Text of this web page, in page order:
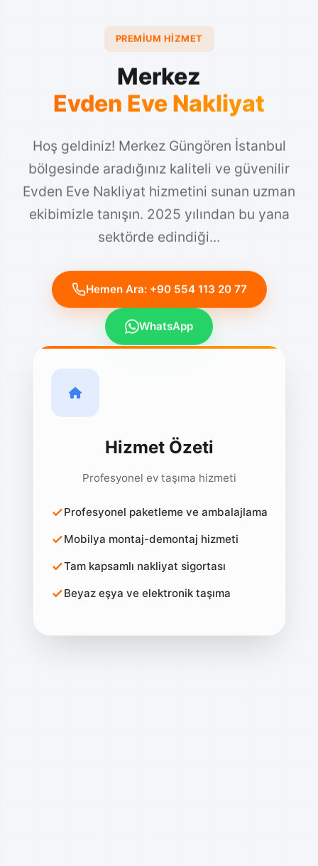
PREMIUM HIZMET
Merkez
Evden Eve Nakliyat
Hoş geldiniz! Merkez Güngören İstanbul
bölgesinde aradığınız kaliteli ve güvenilir
Evden Eve Nakliyat hizmetini sunan uzman
ekibimizle tanışın. 2025 yılından bu yana
sektörde edindiği...
Hizmet Özeti
Profesyonel ev taşıma hizmeti
Profesyonel paketleme ve ambalajlama
Mobilya montaj-demontaj hizmeti
Tam kapsamlı nakliyat sigortası
Beyaz eşya ve elektronik taşıma